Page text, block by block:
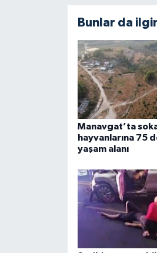
Bunlar da
Manavgat’ta
hayvanlarına 75
yaşam alanı